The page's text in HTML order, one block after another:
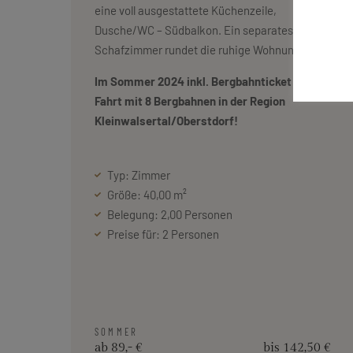
eine voll ausgestattete Küchenzeile,
Dusche/WC – Südbalkon. Ein separates
Schafzimmer rundet die ruhige Wohnung ab.
Im Sommer 2024 inkl. Bergbahnticket – freie
Fahrt mit 8 Bergbahnen in der Region
Kleinwalsertal/Oberstdorf!
Typ: Zimmer
Größe: 40,00 m²
Belegung: 2,00 Personen
Preise für: 2 Personen
SOMMER
ab 89,- € bis 142,50 €